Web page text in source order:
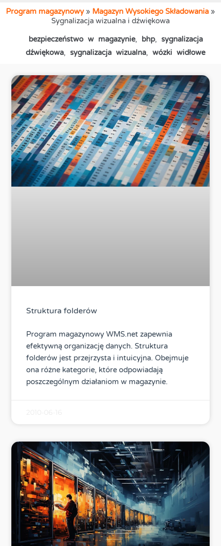
Program magazynowy» Magazyn Wysokiego Składowania »
Sygnalizacja wizualna i dźwiękowa
bezpieczeństwo w magazynie, bhp, sygnalizacja
dźwiękowa, sygnalizacja wizualna, wózki widłowe
Struktura folderów
Program magazynowy WMS.net zapewnia
efektywną organizację danych. Struktura
folderów jest przejrzysta i intuicyjna. Obejmuje
ona różne kategorie, które odpowiadają
poszczególnym działaniom w magazynie.